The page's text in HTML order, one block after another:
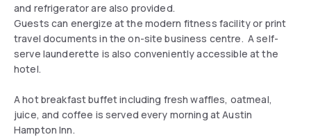
and refrigerator are also provided.
Guests can energize at the modern fitness facility or print
travel documents in the on-site business centre. A self-
serve launderette is also conveniently accessible at the
hotel.
A hot breakfast buffet including fresh waffles, oatmeal,
juice, and coffee is served every morning at Austin
Hampton Inn.